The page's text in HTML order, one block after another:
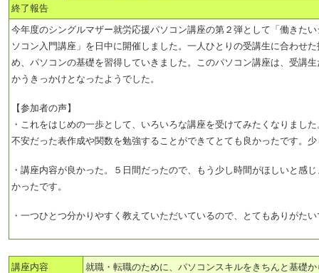
終了報告
今年度のシングルマザー就労応援パソコン講座の第２弾として「働きた
ソコン入門講座」を日中に開催しました。一人ひとりの受講生に合わせ
め、パソコンの基礎を習得していきました。このパソコン講座は、受講
かうきっかけとなったようでした。
【参加者の声】
・これをはじめの一歩として、いろいろな講座を受けてみたくなりまし
不安だった表作成や関数を勉強することができてとても良かったです。
・講座内容が良かった。５日間だったので、もう少し時間がほしいと感
かったです。
・一つひとつ分かりやすく教えていただいているので、とてもありがた
講座内容
就職・転職のために、パソコンスキルをきちんと基礎